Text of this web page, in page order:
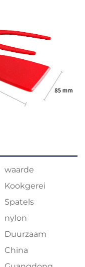
waarde
Kookgerei
Spatels
nylon
Duurzaam
China